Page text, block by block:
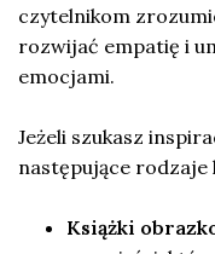
czytelnikom
rozwijać empatię i
emocjami.
Jeżeli szukasz
następujące rodzaje
Książki